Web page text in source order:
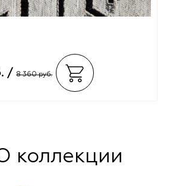
/8 360 руб.
коллекции